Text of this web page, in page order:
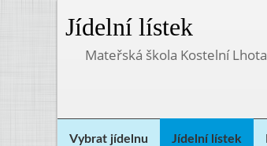
Jídelní lístek
Mateřská škola Kostelní Lhota
Vybrat jídelnu Jídelní lístek